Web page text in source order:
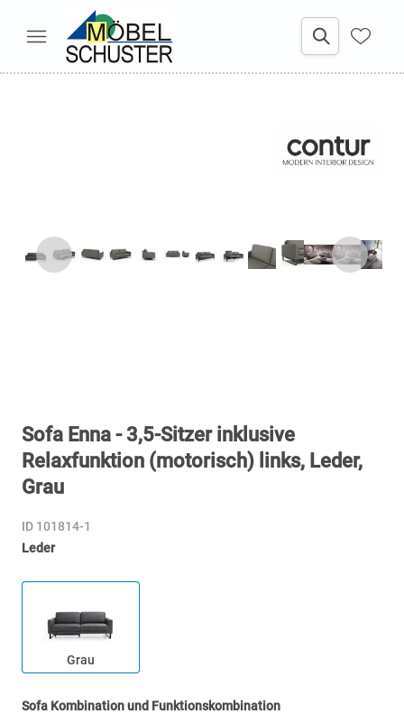
Sofa Enna - 3,5-Sitzer inklusive
Relaxfunktion (motorisch) links, Leder,
Grau
ID 101814-1
Leder
Grau
Sofa Kombination und Funktionskombination